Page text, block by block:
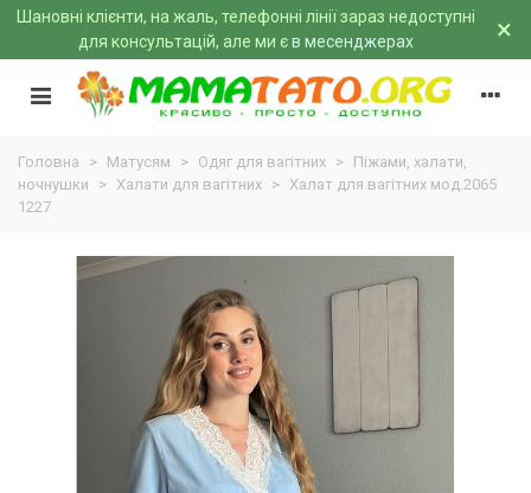
Шановні клієнти, на жаль, телефонні лінії зараз недоступні
для консультацій, але ми єв месенджерах ×
Головна > Матусям > Одяг для вагітних > Піжами, халати,
ночнушки
> Халати для вагітних > Халат для вагітних мод.2065
1227